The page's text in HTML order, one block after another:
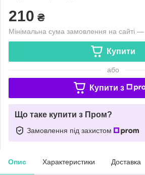
210 ₴
Мінімальна сума замовлення на сайті
Купити
або
Купити з
Що таке купити з Пром?
Замовлення під захистом
Опис Характеристики Доставка